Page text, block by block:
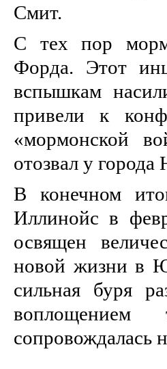
Смит.
С тех пор
Форда. Этот
вспышкам
привели к
«мормонской
отозвал у
В конечном
Иллинойс в
освящен
новой жизни в
сильная буря
сопровождалась